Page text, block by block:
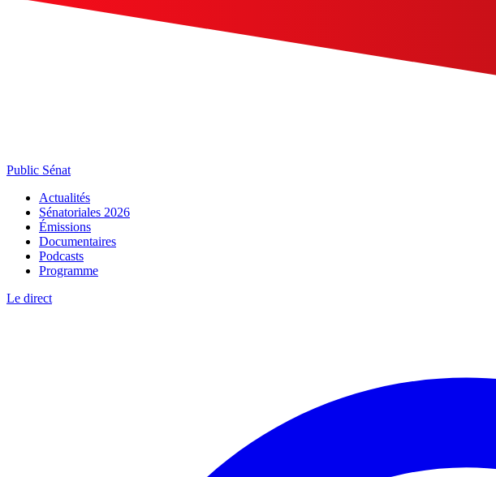
Public Sénat
Actualités
Sénatoriales 2026
Émissions
Documentaires
Podcasts
Programme
Le direct